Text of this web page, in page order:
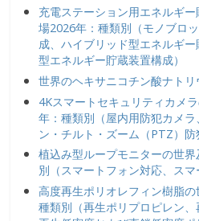
充電ステーション用エネルギ
場2026年：種類別（モノブロ
成、ハイブリッド型エネルギ
型エネルギー貯蔵装置構成）
世界のヘキサニコチン酸ナトリ
4Kスマートセキュリティカメ
年：種類別（屋内用防犯カメ
ン・チルト・ズーム（PTZ）防
植込み型ループモニターの世
別（スマートフォン対応、スマ
高度再生ポリオレフィン樹脂
種類別（再生ポリプロピレン、